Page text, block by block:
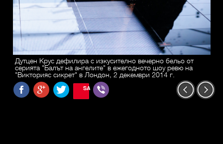
Дутцен Крус дефилира с изкусително вечерно бельо от
серията "Балът на ангелите" в ежегодното шоу ревю на
"Викторияс сикрет" в Лондон, 2 декември 2014 г.
SAVE